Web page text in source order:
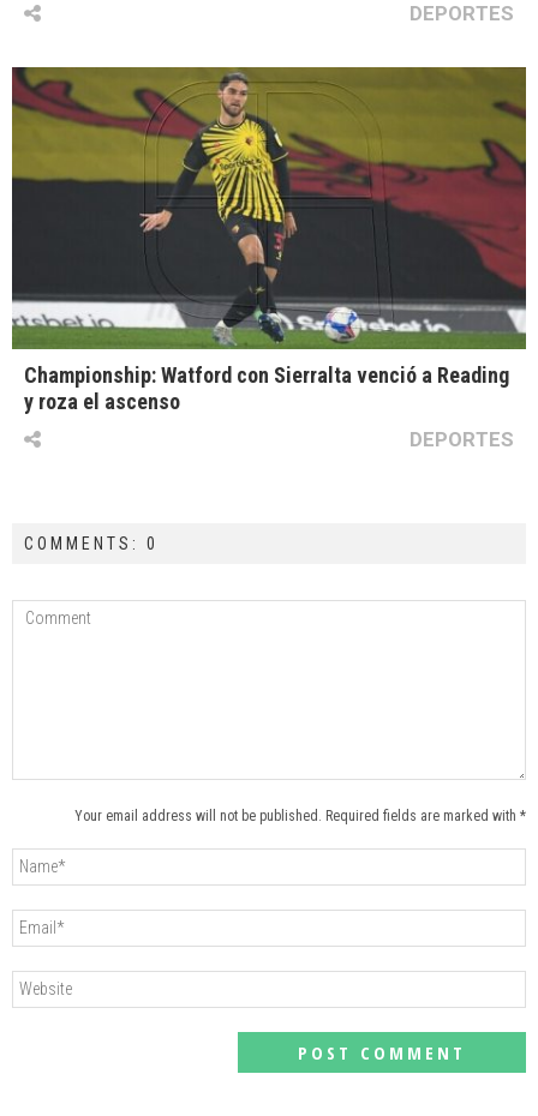
DEPORTES
Championship: Watford con Sierralta venció a Reading
y roza el ascenso
DEPORTES
COMMENTS: 0
Your email address will not be published. Required fields are marked with *